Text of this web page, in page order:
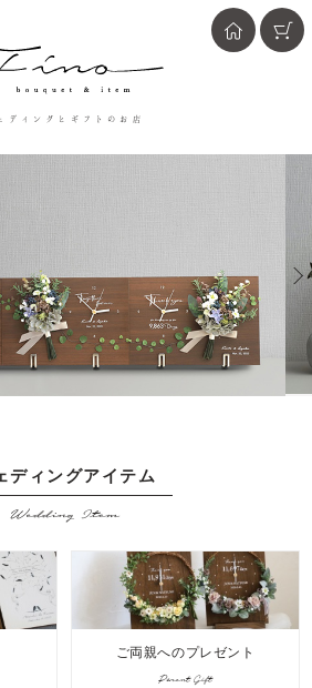
ディングとギフトのお店
ディングアイテム
Wedding Item
ご両親へのプレゼント
Parent Gift